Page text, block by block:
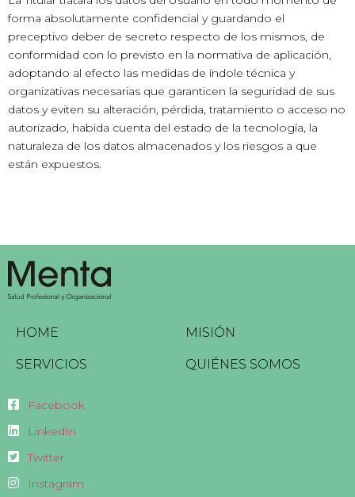
forma absolutamente confidencial y guardando el
preceptivo deber de secreto respecto de los mismos, de
conformidad con lo previsto en la normativa de aplicación,
adoptando al efecto las medidas de índole técnica y
organizativas necesarias que garanticen la seguridad de sus
datos y eviten su alteración, pérdida, tratamiento o acceso no
autorizado, habida cuenta del estado de la tecnología, la
naturaleza de los datos almacenados y los riesgos a que
están expuestos.
HOME MISIÓN
SERVICIOS QUIÉNES SOMOS
Facebook
LinkedIn
Twitter
Instagram